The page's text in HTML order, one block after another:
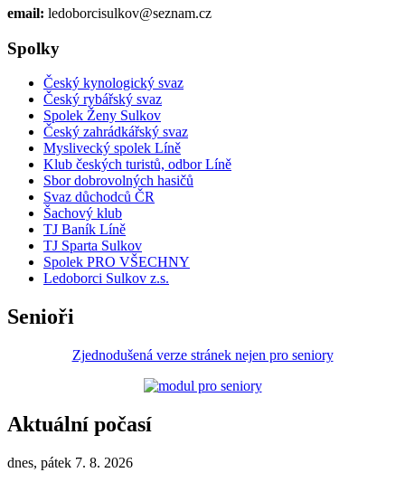
email: ledoborcisulkov@seznam.cz
Spolky
Český kynologický svaz
Český rybářský svaz
Spolek Ženy Sulkov
Český zahrádkářský svaz
Myslivecký spolek Líně
Klub českých turistů, odbor Líně
Sbor dobrovolných hasičů
Svaz důchodců ČR
Šachový klub
TJ Baník Líně
TJ Sparta Sulkov
Spolek PRO VŠECHNY
Ledoborci Sulkov z.s.
Senioři
Zjednodušená verze stránek nejen pro seniory
Aktuální počasí
dnes, pátek 7. 8. 2026